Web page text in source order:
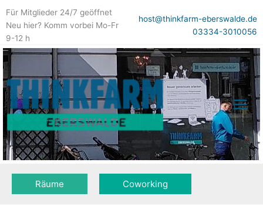
Für Mitglieder 24/7 geöffnet
Neu hier? Komm vorbei Mo-Fr
9-12 h
host@thinkfarm-eberswalde.de
03334-3010056
Räume Coworking